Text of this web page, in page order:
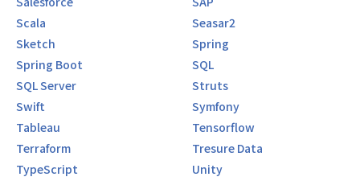
Scala
Seasar2
Sketch
Spring
Spring Boot
SQL
SQL Server
Struts
Swift
Symfony
Tableau
Tensorflow
Terraform
Tresure Data
TypeScript
Unity